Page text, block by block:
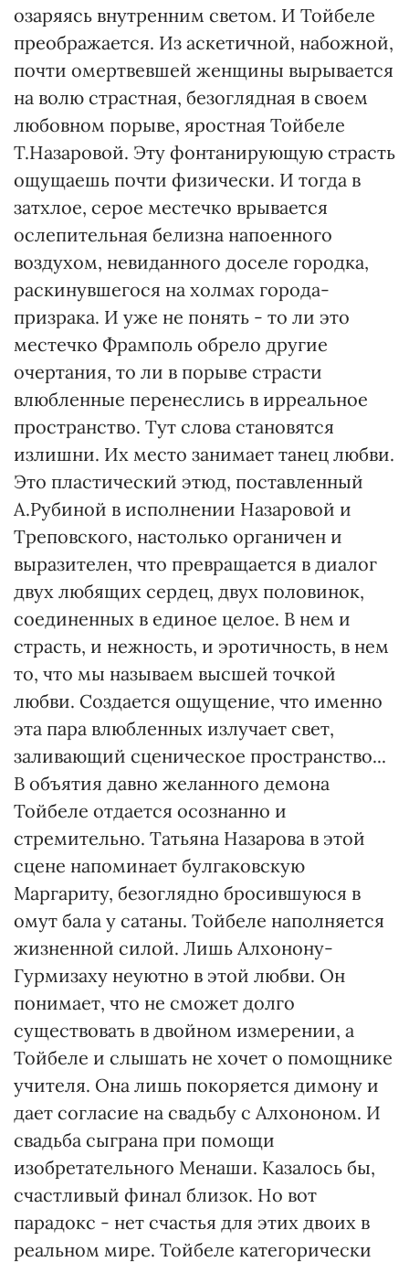
озаряясь внутренним светом. И Тойбеле
преображается. Из аскетичной, набожной,
почти омертвевшей женщины вырывается
на волю страстная, безоглядная в своем
любовном порыве, яростная Тойбеле
Т.Назаровой. Эту фонтанирующую страсть
ощущаешь почти физически. И тогда в
затхлое, серое местечко врывается
ослепительная белизна напоенного
воздухом, невиданного доселе городка,
раскинувшегося на холмах города-
призрака. И уже не понять - то ли это
местечко Фрамполь обрело другие
очертания, то ли в порыве страсти
влюбленные перенеслись в ирреальное
пространство. Тут слова становятся
излишни. Их место занимает танец любви.
Это пластический этюд, поставленный
А.Рубиной в исполнении Назаровой и
Треповского, настолько органичен и
выразителен, что превращается в диалог
двух любящих сердец, двух половинок,
соединенных в единое целое. В нем и
страсть, и нежность, и эротичность, в нем
то, что мы называем высшей точкой
любви. Создается ощущение, что именно
эта пара влюбленных излучает свет,
заливающий сценическое пространство...
В объятия давно желанного демона
Тойбеле отдается осознанно и
стремительно. Татьяна Назарова в этой
сцене напоминает булгаковскую
Маргариту, безоглядно бросившуюся в
омут бала у сатаны. Тойбеле наполняется
жизненной силой. Лишь Алхонону-
Гурмизаху неуютно в этой любви. Он
понимает, что не сможет долго
существовать в двойном измерении, а
Тойбеле и слышать не хочет о помощнике
учителя. Она лишь покоряется димону и
дает согласие на свадьбу с Алхононом. И
свадьба сыграна при помощи
изобретательного Менаши. Казалось бы,
счастливый финал близок. Но вот
парадокс - нет счастья для этих двоих в
реальном мире. Тойбеле категорически